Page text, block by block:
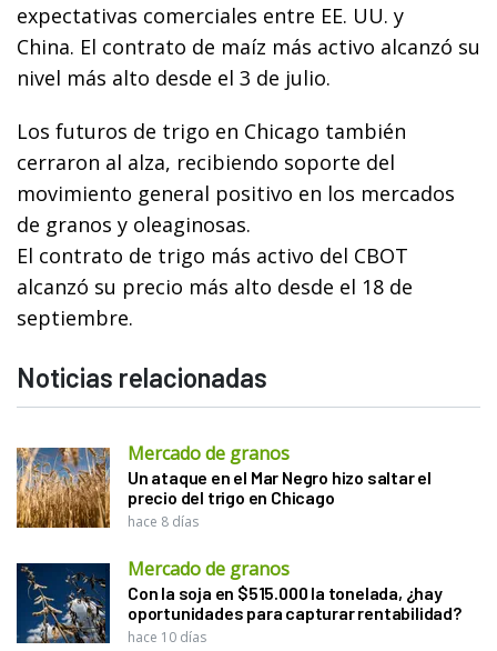
expectativas comerciales entre EE. UU. y
China. El contrato de maíz más activo alcanzó su
nivel más alto desde el 3 de julio.
Los futuros de trigo en Chicago también
cerraron al alza, recibiendo soporte del
movimiento general positivo en los mercados
de granos y oleaginosas.
El contrato de trigo más activo del CBOT
alcanzó su precio más alto desde el 18 de
septiembre.
Noticias relacionadas
Mercado de granos
Un ataque en el Mar Negro hizo saltar el
precio del trigo en Chicago
hace 8 días
Mercado de granos
Con la soja en $515.000 la tonelada, ¿hay
oportunidades para capturar rentabilidad?
hace 10 días